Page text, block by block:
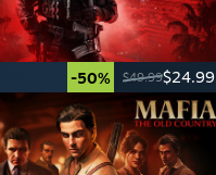
-50% $49.99$24.99